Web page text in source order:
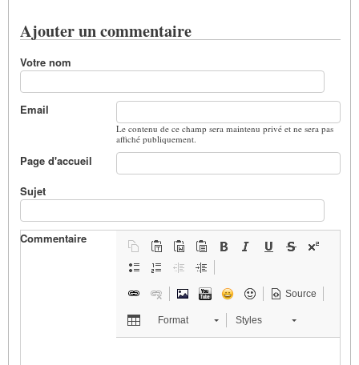
Ajouter un commentaire
Votre nom
Email
Le contenu de ce champ sera maintenu privé et ne sera pas
affiché publiquement.
Page d'accueil
Sujet
Commentaire
Source
Format Styles